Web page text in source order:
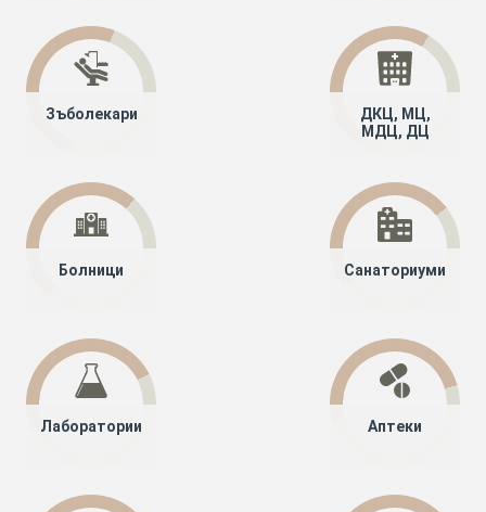
Зъболекари
ДКЦ, МЦ,
МДЦ, ДЦ
Болници Санаториуми
Лаборатории Аптеки